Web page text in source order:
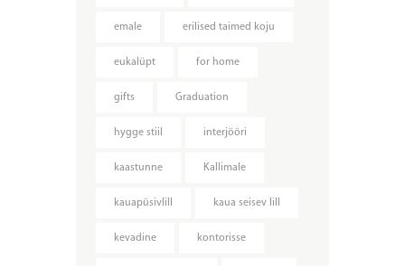
emale erilised taimed koju
eukalüpt for home
gifts Graduation
hygge stiil interjööri
kaastunne Kallimale
kauapüsivlill kaua seisev lill
kevadine kontorisse